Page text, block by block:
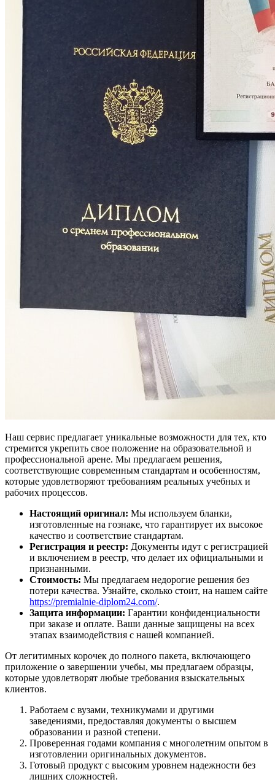
Наш сервис предлагает уникальные возможности для тех, кто
стремится укрепить свое положение на образовательной и
профессиональной арене. Мы предлагаем решения,
соответствующие современным стандартам и особенностям,
которые удовлетворяют требованиям реальных учебных и
рабочих процессов.
Настоящий оригинал: Мы используем бланки,
изготовленные на гознаке, что гарантирует их высокое
качество и соответствие стандартам.
Регистрация и реестр: Документы идут с регистрацией
и включением в реестр, что делает их официальными и
признанными.
Стоимость: Мы предлагаем недорогие решения без
потери качества. Узнайте, сколько стоит, на нашем сайте
https://premialnie-diplom24.com/.
Защита информации: Гарантии конфиденциальности
при заказе и оплате. Ваши данные защищены на всех
этапах взаимодействия с нашей компанией.
От легитимных корочек до полного пакета, включающего
приложение о завершении учебы, мы предлагаем образцы,
которые удовлетворят любые требования взыскательных
клиентов.
Работаем с вузами, техникумами и другими
заведениями, предоставляя документы о высшем
образовании и разной степени.
Проверенная годами компания с многолетним опытом в
изготовлении оригинальных документов.
Готовый продукт с высоким уровнем надежности без
лишних сложностей.